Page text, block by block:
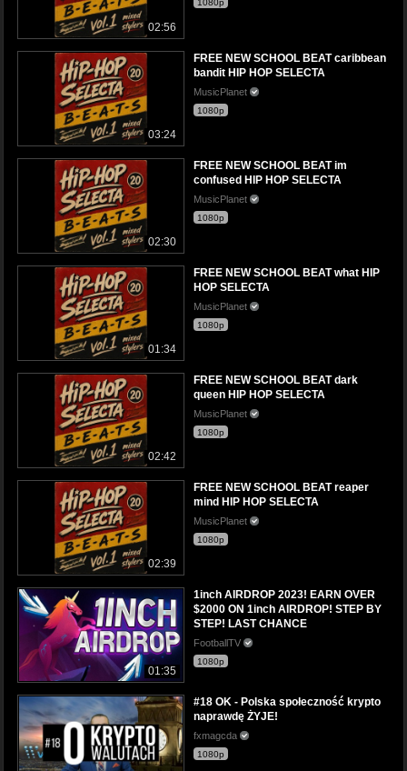
02:56
1080p
03:24
FREE NEW SCHOOL BEAT caribbean
bandit HIP HOP SELECTA
MusicPlanet
1080p
02:30
FREE NEW SCHOOL BEAT im
confused HIP HOP SELECTA
MusicPlanet
1080p
01:34
FREE NEW SCHOOL BEAT what HIP
HOP SELECTA
MusicPlanet
1080p
02:42
FREE NEW SCHOOL BEAT dark
queen HIP HOP SELECTA
MusicPlanet
1080p
02:39
FREE NEW SCHOOL BEAT reaper
mind HIP HOP SELECTA
MusicPlanet
1080p
01:35
1inch AIRDROP 2023! EARN OVER
$2000 ON 1inch AIRDROP! STEP BY
STEP! LAST CHANCE
FootballTV
1080p
#18 OK - Polska społeczność krypto
naprawdę ŻYJE!
fxmagcda
1080p